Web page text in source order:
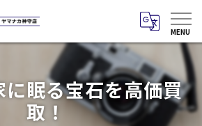
に眠る宝石を高価買
取！